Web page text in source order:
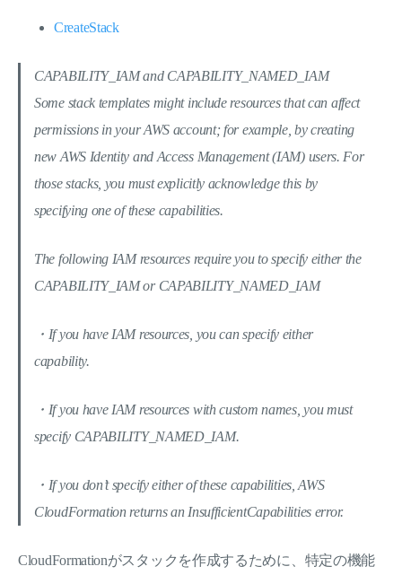
CreateStack
CAPABILITY_IAM and CAPABILITY_NAMED_IAM
Some stack templates might include resources that can affect
permissions in your AWS account; for example, by creating
new AWS Identity and Access Management (IAM) users. For
those stacks, you must explicitly acknowledge this by
specifying one of these capabilities.
The following IAM resources require you to specify either the
CAPABILITY_IAM or CAPABILITY_NAMED_IAM
・If you have IAM resources, you can specify either
capability.
・If you have IAM resources with custom names, you must
specify CAPABILITY_NAMED_IAM.
・If you don’t specify either of these capabilities, AWS
CloudFormation returns an InsufficientCapabilities error.
CloudFormationがスタックを作成するために、特定の機能